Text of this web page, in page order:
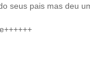
seus pais mas deu